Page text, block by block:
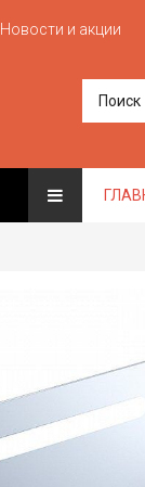
Новости и акции